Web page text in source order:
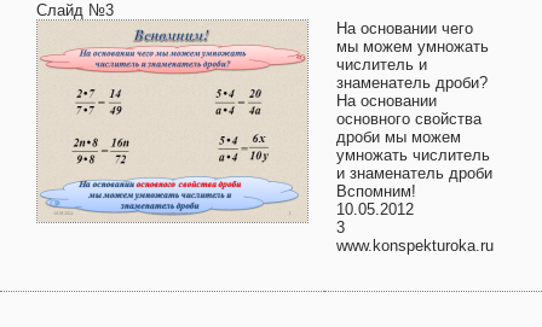
Слайд №3
На основании чего
мы можем умножать
числитель и
знаменатель дроби?
На основании
основного свойства
дроби мы можем
умножать числитель
и знаменатель дроби
Вспомним!
10.05.2012
3
www.konspekturoka.ru